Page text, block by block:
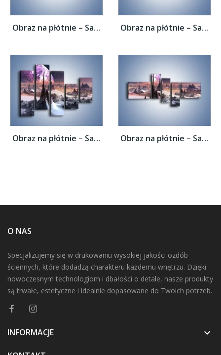
Obraz na płótnie – Samotność przy... Obraz na płótnie – Samotność przy...
Obraz na płótnie – Samotność przy... Obraz na płótnie – Samotność przy...
O NAS
Specjalizujemy się w drukowaniu wysokiej jakości ozdób
ściennych, które dodadzą charakteru każdemu wnętrzu. Dzięki
nowoczesnym technologiom i dbałości o detale, nasze produkty
są trwałe, estetyczne i idealnie dopasowane do Twoich potrzeb.
INFORMACJE 